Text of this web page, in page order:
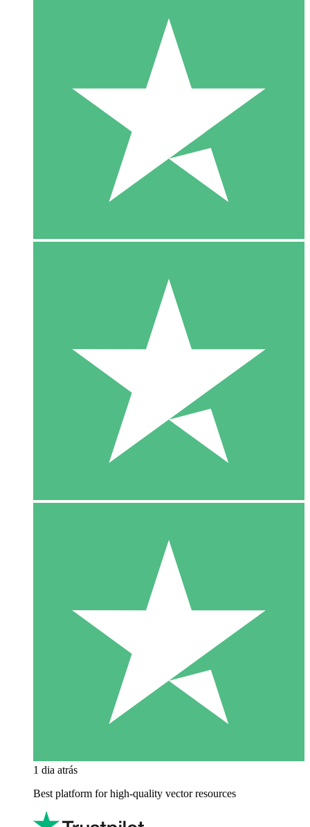
1 dia atrás
Best platform for high-quality vector resources